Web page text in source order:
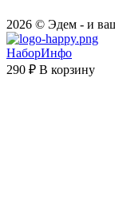
2026 © Эдем - и
НаборИнфо
290 ₽ В корзину